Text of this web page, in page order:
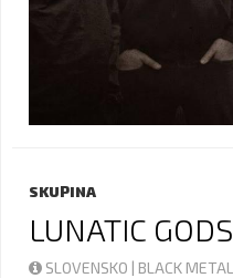
SKUPINA
LUNATIC GODS
SLOVENSKO | BLACK METAL